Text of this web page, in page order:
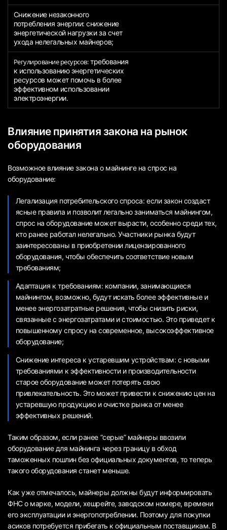
Снижение незаконного
потребления энергии: снижение
энергетической нагрузки за счет
ухода нелегальных майнеров;
Регулирование ресурсов: требования
к использованию энергетических
ресурсов может помочь в более
эффективном использовании
электроэнергии.
Влияние принятия закона на рынок
оборудования
Возможное влияние закона о майнинге на спрос на
оборудование:
Легализация потребительского спроса: если закон создаст
ясные правила и позволит легально заниматься майнингом,
спрос на оборудование может вырасти, особенно среди тех,
кто ранее работал нелегально. Участники рынка будут
заинтересованы в приобретении лицензированного
оборудования, чтобы обеспечить соответствие новым
требованиям;
Адаптация к требованиям: компании, занимающиеся
майнингом, возможно, будут искать более эффективные и
менее энергозатратные решения, чтобы снизить риски,
связанные с энергозатратами и стоимостью. Это приведет к
повышенному спросу на современное, высокоэффективное
оборудование;
Снижение интереса к устаревшим устройствам: с новыми
требованиями к эффективности и производительности
старое оборудование может потерять свою
привлекательность. Это может привести к снижению цен на
устаревшую продукцию и очистке рынка от менее
эффективных решений.
Таким образом, если ранее “серые” майнеры ввозили
оборудование для майнинга через границу в обход
таможенных пошлин без официальных документов, то теперь
такого оборудования станет меньше.
Как уже отмечалось, майнеры должны будут информировать
ФНС о марке, модели, хешрейте, заводском номере, времени
его эксплуатации и энергопотреблении. Поэтому для покупки
асиков потребуется прибегать к официальным поставщикам. В